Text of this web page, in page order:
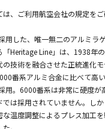
、ご利用航空会社の規定をご
用した、唯一無二のアルミラ
Heritage Line」は、1938年
技術を融合させた正統進化モ
番系アルミ合金に比べて高
用。6000番系は非常に硬度が
では採用されていません。し
温度調整によるプレス加工